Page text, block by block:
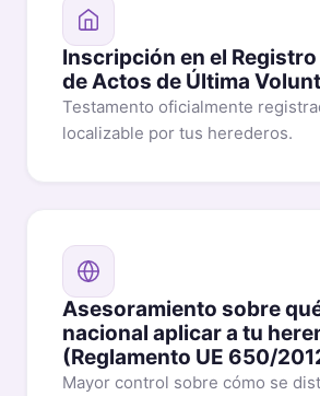
Inscripción en el Registro
de Actos de Última
Testamento oficialmente
localizable por tus herederos.
Asesoramiento sobre
nacional aplicar a tu
(Reglamento UE 650/
Mayor control sobre cómo se